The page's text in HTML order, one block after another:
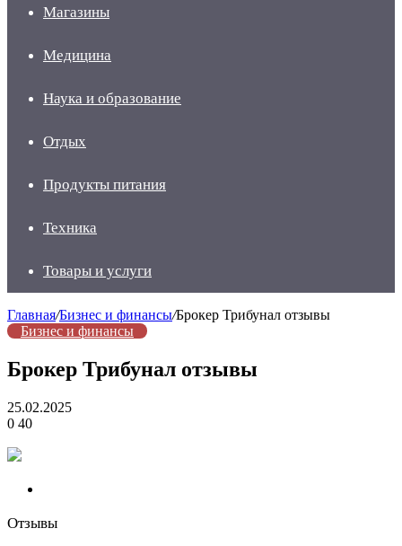
Магазины
Медицина
Наука и образование
Отдых
Продукты питания
Техника
Товары и услуги
Главная/Бизнес и финансы/Брокер Трибунал отзывы
Бизнес и финансы
Брокер Трибунал отзывы
25.02.2025
0 40
Отзывы